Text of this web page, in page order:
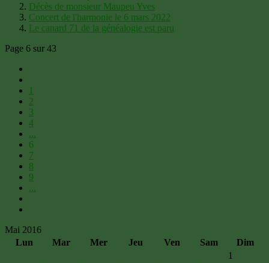
Décès de monsieur Maupeu Yves
Concert de l'harmonie le 6 mars 2022
Le canard 71 de la généalogie est paru
Page 6 sur 43
1
2
3
4
...
6
7
8
9
...
Mai 2016
Lun
Mar Mer Jeu Ven Sam
Dim
1